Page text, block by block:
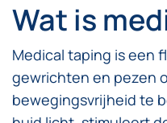
Wat is
Medical taping is een
gewrichten en pezen
bewegingsvrijheid te